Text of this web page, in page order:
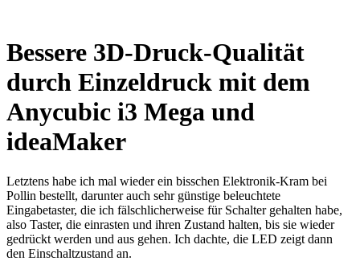
Bessere 3D-Druck-Qualität
durch Einzeldruck mit dem
Anycubic i3 Mega und
ideaMaker
Letztens habe ich mal wieder ein bisschen Elektronik-Kram bei
Pollin bestellt, darunter auch sehr günstige beleuchtete
Eingabetaster, die ich fälschlicherweise für Schalter gehalten habe,
also Taster, die einrasten und ihren Zustand halten, bis sie wieder
gedrückt werden und aus gehen. Ich dachte, die LED zeigt dann
den Einschaltzustand an.